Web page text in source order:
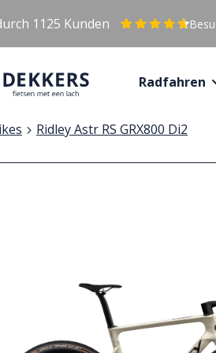
1125 Kunden
Radfahren
Ridley Astr RS GRX800 Di2